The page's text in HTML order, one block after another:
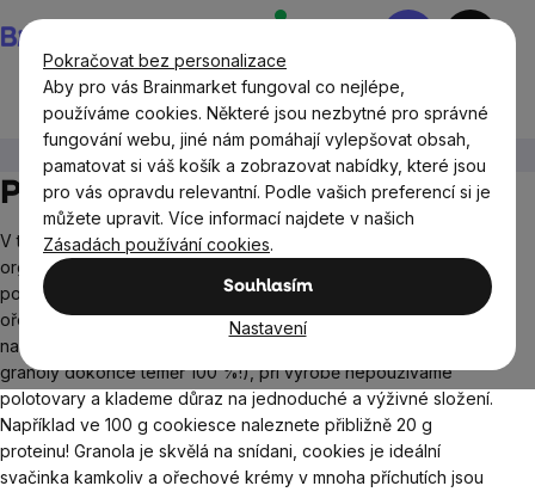
Pokračovat bez personalizace
Aby pro vás Brainmarket fungoval co nejlépe,
používáme cookies. Některé jsou nezbytné pro správné
fungování webu, jiné nám pomáhají vylepšovat obsah,
pamatovat si váš košík a zobrazovat nabídky, které jsou
pro vás opravdu relevantní. Podle vašich preferencí si je
můžete upravit. Více informací najdete v našich
Zásadách používání cookies.
Souhlasím
Nastavení
na
obsah
Nákupní
BrainMax® Potraviny
Potraviny BrainMax
V této kategorii najdete jednak nutričně bohaté superpotraviny
organického původu dovezené z celého světa a nově také
potraviny z vlastní potravinářské výroby. Najdete mezi nimi
ořechové krémy, cookiesky (sušenky) či granoly. Všechny
naše produkty mají vysoký obsah BIO surovin (70 % a více,
granoly dokonce téměř 100 %!), při výrobě nepoužíváme
polotovary a klademe důraz na jednoduché a výživné složení.
Například ve 100 g cookiesce naleznete přibližně 20 g
proteinu! Granola je skvělá na snídani, cookies je ideální
svačinka kamkoliv a ořechové krémy v mnoha příchutích jsou